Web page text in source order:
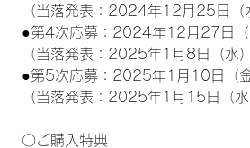
（当落発表：2024年12月25日（
●第4次応募：2024年12月27日
（当落発表：2025年1月8日（水
●第5次応募：2025年1月10日
（当落発表：2025年1月15日（
〇ご購入特典